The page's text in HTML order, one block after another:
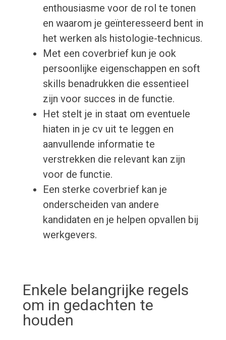
enthousiasme voor de rol te tonen
en waarom je geïnteresseerd bent in
het werken als histologie-technicus.
Met een coverbrief kun je ook
persoonlijke eigenschappen en soft
skills benadrukken die essentieel
zijn voor succes in de functie.
Het stelt je in staat om eventuele
hiaten in je cv uit te leggen en
aanvullende informatie te
verstrekken die relevant kan zijn
voor de functie.
Een sterke coverbrief kan je
onderscheiden van andere
kandidaten en je helpen opvallen bij
werkgevers.
Enkele belangrijke regels
om in gedachten te
houden